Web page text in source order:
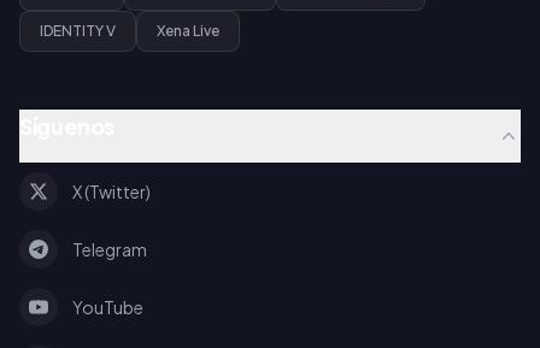
IDENTITY V Xena Live
X (Twitter)
Telegram
YouTube